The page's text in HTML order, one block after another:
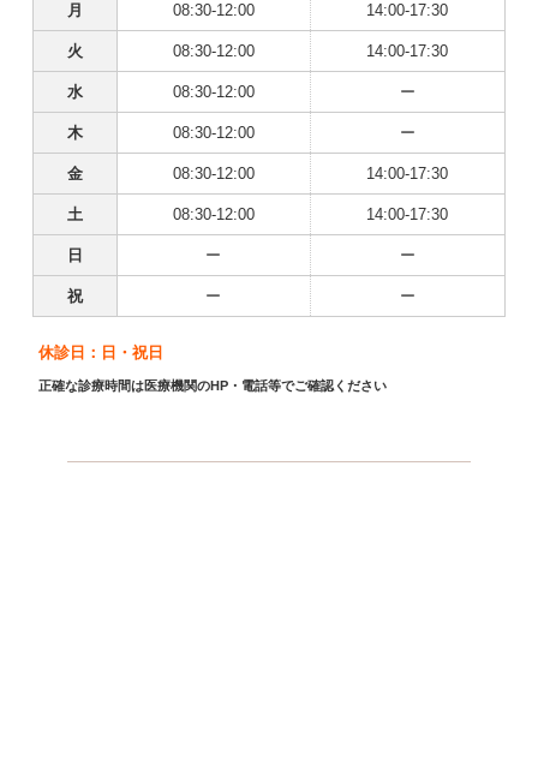
月 08:30-12:00 14:00-17:30
火 08:30-12:00 14:00-17:30
水 08:30-12:00 ー
木 08:30-12:00 ー
金 08:30-12:00 14:00-17:30
土 08:30-12:00 14:00-17:30
日 ー ー
祝 ー ー
休診日：日・祝日
正確な診療時間は医療機関のHP・電話等でご確認ください